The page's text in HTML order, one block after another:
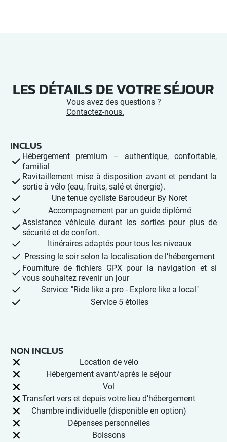
LES DÉTAILS DE VOTRE SÉJOUR
Vous avez des questions ?
Contactez-nous.
INCLUS
Hébergement premium – authentique, confortable,
familial
Ravitaillement mise à disposition avant et pendant la
sortie à vélo (eau, fruits, salé et énergie).
Une tenue cycliste Baroudeur By Noret
Accompagnement par un guide diplômé
Assistance véhicule durant les sorties pour plus de
sécurité et de confort.
Itinéraires adaptés pour tous les niveaux
Pressing le soir selon la localisation de l’hébergement
Fourniture de fichiers GPX pour la navigation et si
vous souhaitez revenir un jour
Service: "Ride like a pro - Explore like a local"
Service 5 étoiles
NON INCLUS
Location de vélo
Hébergement avant/après le séjour
Vol
Transfert vers et depuis votre lieu d’hébergement
Chambre individuelle (disponible en option)
Dépenses personnelles
Boissons